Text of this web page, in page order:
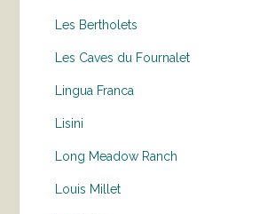
Les Bertholets
Les Caves du Fournalet
Lingua Franca
Lisini
Long Meadow Ranch
Louis Millet